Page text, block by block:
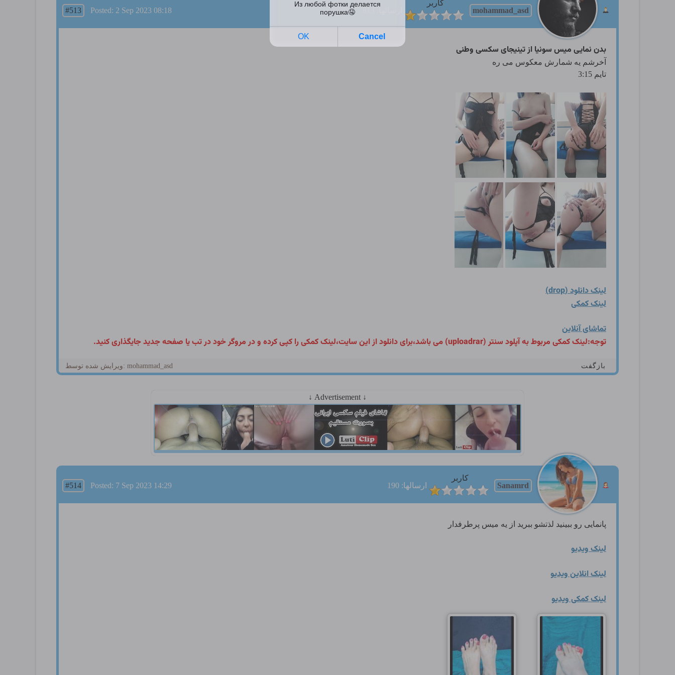
mohammad_asd
کاربر
#513 Posted: 2 Sep 2023 08:18
بدن نمایی میس سونیا از تینیجای سکسی وطنی
آخرشم یه شمارش معکوس می ره
تایم 3:15
لینک دانلود (drop)
لینک کمکی
تماشای آنلاین
توجه:لینک کمکی مربوط به آپلود سنتر (uploadrar) می باشد،برای دانلود از این سایت،لینک کمکی را کپی کرده و در مروگر خود در تب یا صفحه جدید جایگذاری کنید.
بازگفت ویرایش شده توسط: mohammad_asd
↓ Advertisement ↓
Sanamrd
کاربر
ارسالها: 190
#514 Posted: 7 Sep 2023 14:29
پانمایی رو ببینید لذتشو ببرید از یه میس پرطرفدار
لینک ویدیو
لینک انلاین ویدیو
لینک کمکی ویدیو